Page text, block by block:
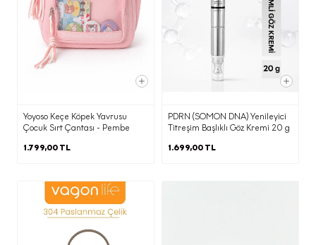
Yoyoso Keçe Köpek Yavrusu
Çocuk Sırt Çantası - Pembe
1.799,00 TL
PDRN (SOMON DNA) Yenileyici
Titreşim Başlıklı Göz Kremi 20 g
1.699,00 TL
Kapsamındaki Haklarınızla
İlgili Bilgilendirme
Kişisel verisi işlenen kişi olarak, Kanunun
ilgili kişinin haklarını düzenleyen 11.
veri işlemeyi öğrenme, işlemeyle ilgili
bilgi talep etme,işlemenin amaca
uygunluğunu öğrenme, aktarım yapılan
işlemelerin düzeltilmesini
isteme, silme veya yok edilmesini
isteme, otomatik tüm işlemlerin üçüncü
kişilere bildirilmesini isteme, analize